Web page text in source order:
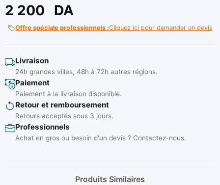
2 200 DA
Offre spéciale professionnels :Cliquez ici pour demander un devis
Livraison
24h grandes villes, 48h à 72h autres régions.
Paiement
Paiement à la livraison disponible.
Retour et remboursement
Retours acceptés sous 3 jours.
Professionnels
Achat en gros ou besoin d'un devis ? Contactez-nous.
Produits Similaires